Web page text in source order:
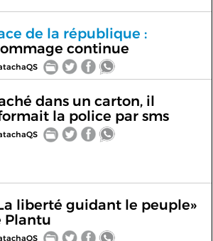
de la république :
continue
dans un carton, il
la police par sms
liberté guidant le peuple»
Plantu